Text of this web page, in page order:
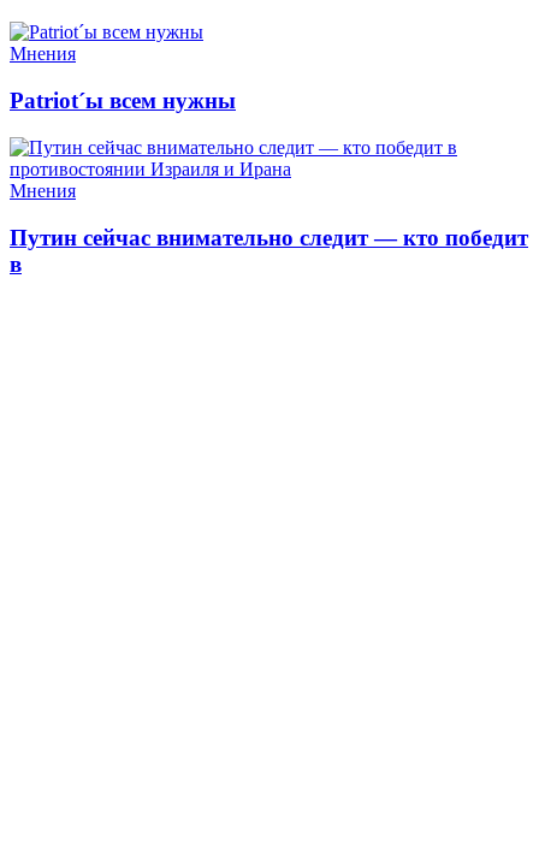
Мнения
Patriot´ы всем нужны
Мнения
Путин сейчас внимательно следит — кто победит
в